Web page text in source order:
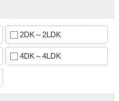
2DK～2LDK
4DK～4LDK